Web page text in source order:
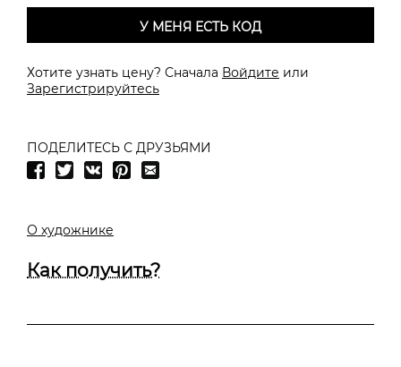
У МЕНЯ ЕСТЬ КОД
Хотите узнать цену? Сначала Войдите или
Зарегистрируйтесь
ПОДЕЛИТЕСЬ С ДРУЗЬЯМИ
О художнике
Как получить?